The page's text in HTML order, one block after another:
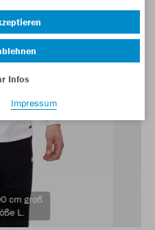
cm groß
L.
Infos
Impressum